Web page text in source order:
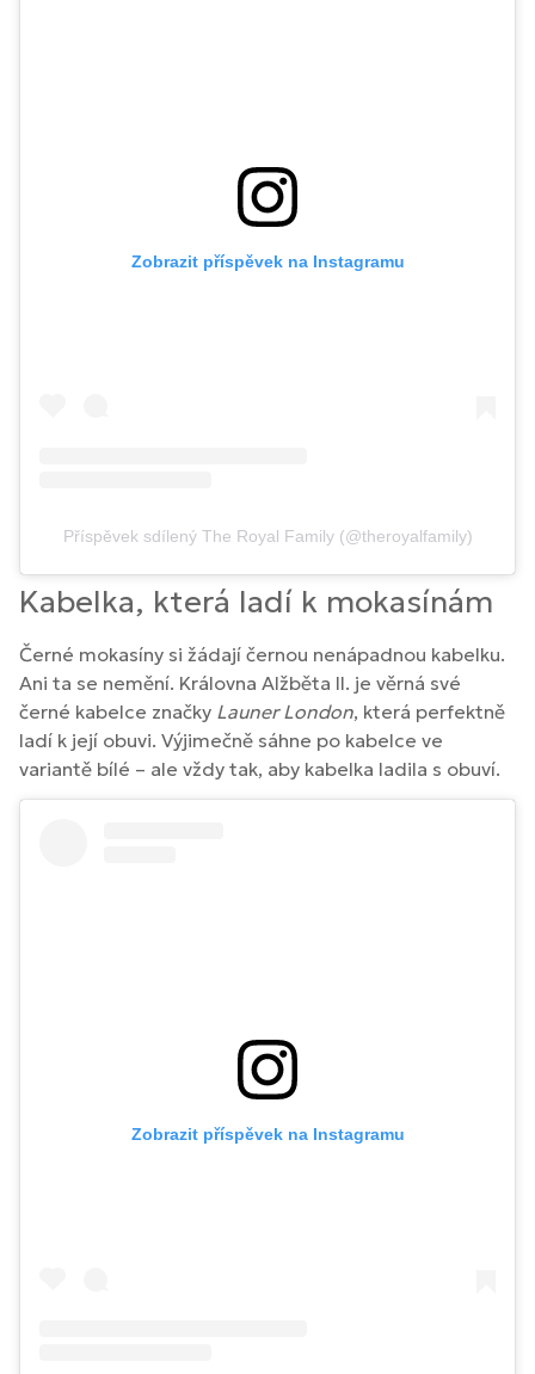
Zobrazit příspěvek na Instagramu
Příspěvek sdílený The Royal Family (@theroyalfamily)
Kabelka, která ladí k mokasínám
Černé mokasíny si žádají černou nenápadnou kabelku.
Ani ta se nemění. Královna Alžběta II. je věrná své
černé kabelce značky Launer London, která perfektně
ladí k její obuvi. Výjimečně sáhne po kabelce ve
variantě bílé – ale vždy tak, aby kabelka ladila s obuví.
Zobrazit příspěvek na Instagramu